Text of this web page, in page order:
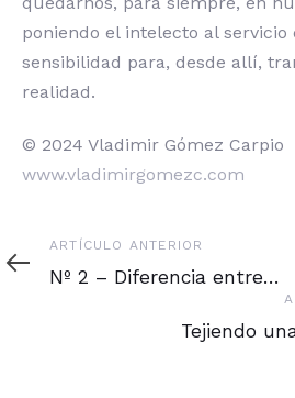
poniendo el intelecto al servicio
sensibilidad para, desde allí,
realidad.
© 2024 Vladimir Gómez Carpio
www.vladimirgomezc.com
Artículo
anterior
ARTÍCULO ANTERIOR
Nº 2 – Diferencia entre…
siguiente
Tejiendo